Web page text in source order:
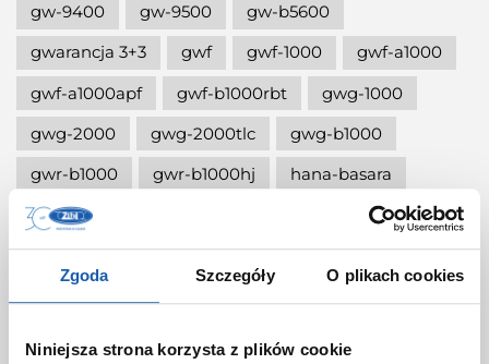
Zgoda Szczegóły O plikach cookies
Niniejsza strona korzysta z plików cookie
gw-9400
gw-9500
gw-b5600
gwarancja 3+3
gwf gwf-1000
gwf-a1000
gwf-a1000apf
gwf-b1000rbt
gwg-1000
gwg-2000
gwg-2000tlc
gwg-b1000
gwr-b1000
gwr-b1000hj
hana-basara
hidden talents
ignite red
illuminator g-shock